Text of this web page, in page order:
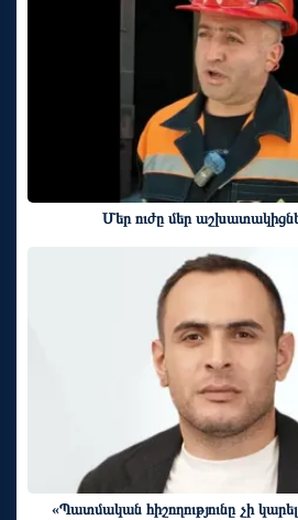
Մեր ուժը մեր
«Պատմական հիշողությունը չի